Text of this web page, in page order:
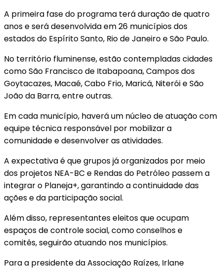
A primeira fase do programa terá duração de quatro
anos e será desenvolvida em 26 municípios dos
estados do Espírito Santo, Rio de Janeiro e São Paulo.
No território fluminense, estão contempladas cidades
como São Francisco de Itabapoana, Campos dos
Goytacazes, Macaé, Cabo Frio, Maricá, Niterói e São
João da Barra, entre outras.
Em cada município, haverá um núcleo de atuação com
equipe técnica responsável por mobilizar a
comunidade e desenvolver as atividades.
A expectativa é que grupos já organizados por meio
dos projetos NEA-BC e Rendas do Petróleo passem a
integrar o Planeja+, garantindo a continuidade das
ações e da participação social.
Além disso, representantes eleitos que ocupam
espaços de controle social, como conselhos e
comitês, seguirão atuando nos municípios.
Para a presidente da Associação Raízes, Irlane